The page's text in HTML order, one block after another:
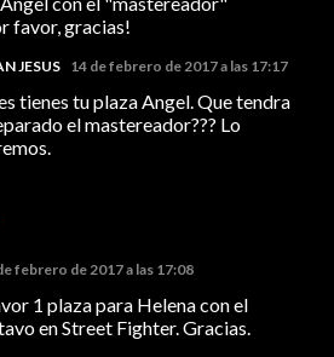
favor, gracias!
JESUS 14 de febrero de 2017 a las 17:17
tienes tu plaza Angel. Que tendra
el mastereador??? Lo
febrero de 2017 a las 17:08
1 plaza para Helena con el
en Street Fighter. Gracias.